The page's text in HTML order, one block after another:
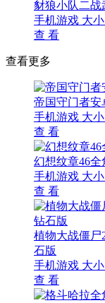
豺狼小队二战
手机游戏 大
查 看
查看更多
帝国守门者安
手机游戏 大
查 看
幻想纹章46全
手机游戏 大
查 看
植物大战僵尸
石版
手机游戏 大
查 看